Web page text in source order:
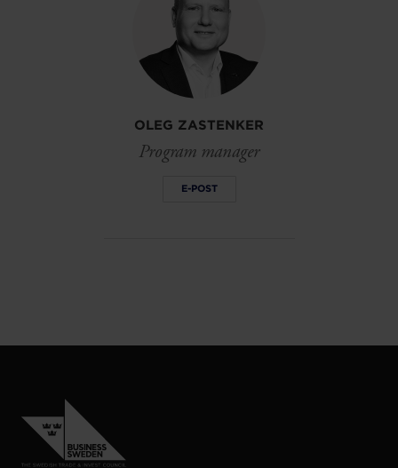
OLEG ZASTENKER
Program manager
E-POST